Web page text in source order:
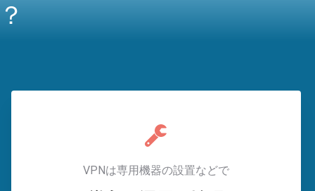
VPNは専用機器の設置などで